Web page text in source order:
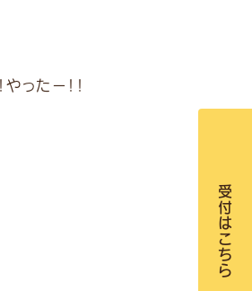
ったー！！
受付はこちら